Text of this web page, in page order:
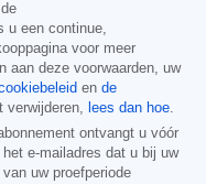
u een continue,
voor meer
aan deze voorwaarden, uw
en de
verwijderen, lees dan hoe.
ontvangt u vóór
e-mailadres dat u bij uw
uw proefperiode